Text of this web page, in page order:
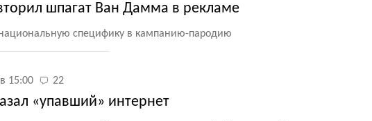
шпагат Ван Дамма в рекламе
специфику в кампанию-пародию
15:00 22
«упавший» интернет